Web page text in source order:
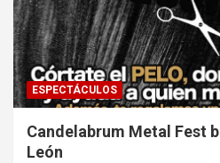
ESPECTÁCULOS
Candelabrum Metal Fest
León